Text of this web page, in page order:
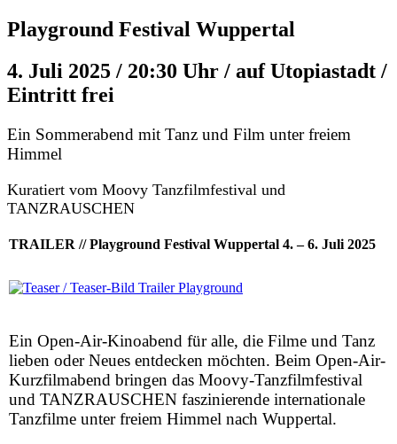
Playground Festival Wuppertal
4. Juli 2025 / 20:30 Uhr / auf Utopiastadt /
Eintritt frei
Ein Sommerabend mit Tanz und Film unter freiem
Himmel
Kuratiert vom Moovy Tanzfilmfestival und
TANZRAUSCHEN
TRAILER // Playground Festival Wuppertal 4. – 6. Juli 2025
Ein Open-Air-Kinoabend für alle, die Filme und Tanz
lieben oder Neues entdecken möchten. Beim Open-Air-
Kurzfilmabend bringen das Moovy-Tanzfilmfestival
und TANZRAUSCHEN faszinierende internationale
Tanzfilme unter freiem Himmel nach Wuppertal.